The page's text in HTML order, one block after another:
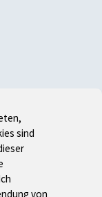
sind
von